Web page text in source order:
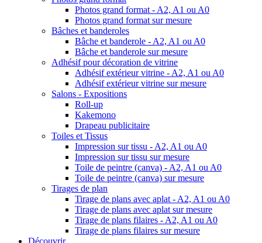
Photos grand format - A2, A1 ou A0
Photos grand format sur mesure
Bâches et banderoles
Bâche et banderole - A2, A1 ou A0
Bâche et banderole sur mesure
Adhésif pour décoration de vitrine
Adhésif extérieur vitrine - A2, A1 ou A0
Adhésif extérieur vitrine sur mesure
Salons - Expositions
Roll-up
Kakemono
Drapeau publicitaire
Toiles et Tissus
Impression sur tissu - A2, A1 ou A0
Impression sur tissu sur mesure
Toile de peintre (canva) - A2, A1 ou A0
Toile de peintre (canva) sur mesure
Tirages de plan
Tirage de plans avec aplat - A2, A1 ou A0
Tirage de plans avec aplat sur mesure
Tirage de plans filaires - A2, A1 ou A0
Tirage de plans filaires sur mesure
Découvrir